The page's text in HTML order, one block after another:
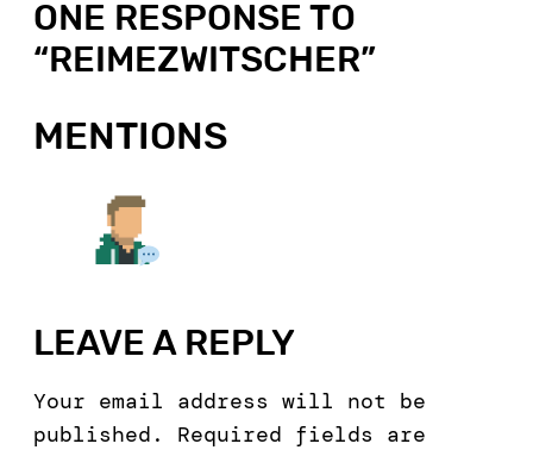
ONE RESPONSE TO
“REIMEZWITSCHER”
MENTIONS
LEAVE A REPLY
Your email address will not be
published.
Required fields are